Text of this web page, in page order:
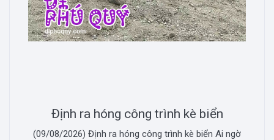
Định ra hóng công trình kè biển
(09/08/2026) Định ra hóng công trình kè biển Ai ngờ